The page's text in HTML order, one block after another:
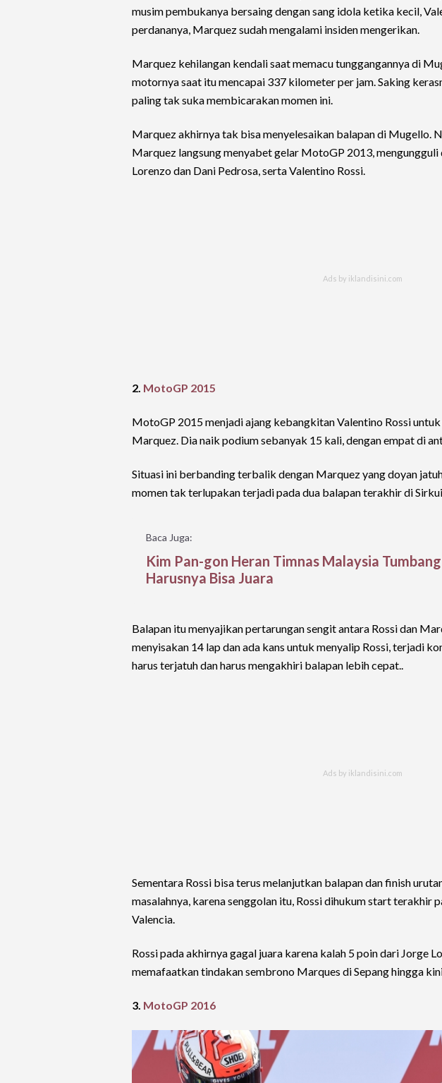
musim pembukanya bersaing dengan sang idola ketika kecil,
perdananya, Marquez sudah mengalami insiden mengerikan.
Marquez kehilangan kendali saat memacu tunggangannya di
motornya saat itu mencapai 337 kilometer per jam. Saking
paling tak suka membicarakan momen ini.
Marquez akhirnya tak bisa menyelesaikan balapan di Mugello.
Marquez langsung menyabet gelar MotoGP 2013, mengungguli
Lorenzo dan Dani Pedrosa, serta Valentino Rossi.
2. MotoGP 2015
MotoGP 2015 menjadi ajang kebangkitan Valentino Rossi
Marquez. Dia naik podium sebanyak 15 kali, dengan empat di
Situasi ini berbanding terbalik dengan Marquez yang doyan
momen tak terlupakan terjadi pada dua balapan terakhir di
Baca Juga:
Kim Pan-gon Heran Timnas Malaysia
Harusnya Bisa Juara
Balapan itu menyajikan pertarungan sengit antara Rossi dan
menyisakan 14 lap dan ada kans untuk menyalip Rossi, terjadi
harus terjatuh dan harus mengakhiri balapan lebih cepat..
Sementara Rossi bisa terus melanjutkan balapan dan finish
masalahnya, karena senggolan itu, Rossi dihukum start terakhir
Valencia.
Rossi pada akhirnya gagal juara karena kalah 5 poin dari Jorge
memafaatkan tindakan sembrono Marques di Sepang hingga
3. MotoGP 2016